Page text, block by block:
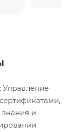
Управление
и